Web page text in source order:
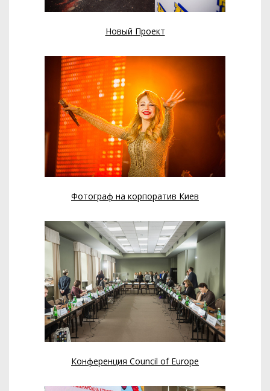
Новый Проект
Фотограф на корпоратив Киев
Конференция Council of Europe